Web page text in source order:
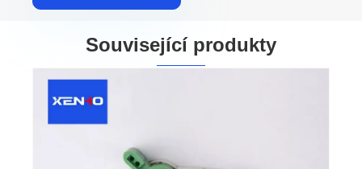
Související produkty
Ukázat více >>